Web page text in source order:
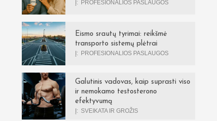
Į: PROFESIONALIOS PASLAUGOS
Eismo srautų tyrimai: reikšmė
transporto sistemų plėtrai
Į: PROFESIONALIOS PASLAUGOS
Galutinis vadovas, kaip suprasti viso
ir nemokamo testosterono
efektyvumą
Į: SVEIKATA IR GROŽIS